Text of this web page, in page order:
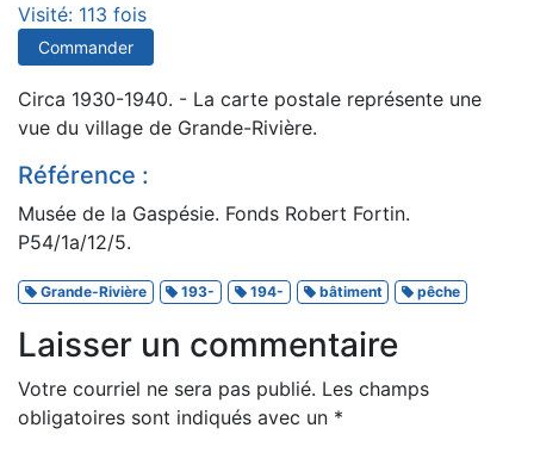
Visité: 113 fois
Commander
Circa 1930-1940. - La carte postale représente une
vue du village de Grande-Rivière.
Référence :
Musée de la Gaspésie. Fonds Robert Fortin.
P54/1a/12/5.
Grande-Rivière 193- 194- bâtiment pêche
Laisser un commentaire
Votre courriel ne sera pas publié. Les champs
obligatoires sont indiqués avec un *